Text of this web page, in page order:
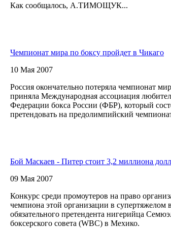
Как сообщалось, А.ТИМОЩУК...
Чемпионат мира по боксу пройдет в Чикаго
10 Мая 2007
Россия окончательно потеряла чемпионат
приняла Международная ассоциация
Федерации бокса России (ФБР), который
претендовать на предолимпийский
Бой Маскаев - Питер стоит 3,2 миллиона
09 Мая 2007
Конкурс среди промоутеров на право
чемпиона этой организации в супертяжелом
обязательного претендента нигерийца
боксерского совета (WBC) в Мехико.